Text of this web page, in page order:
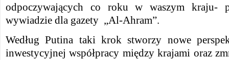
odpoczywających co roku w waszym kraju-
wywiadzie dla gazety „Al-Ahram”.
Według Putina taki krok stworzy nowe
inwestycyjnej współpracy między krajami oraz